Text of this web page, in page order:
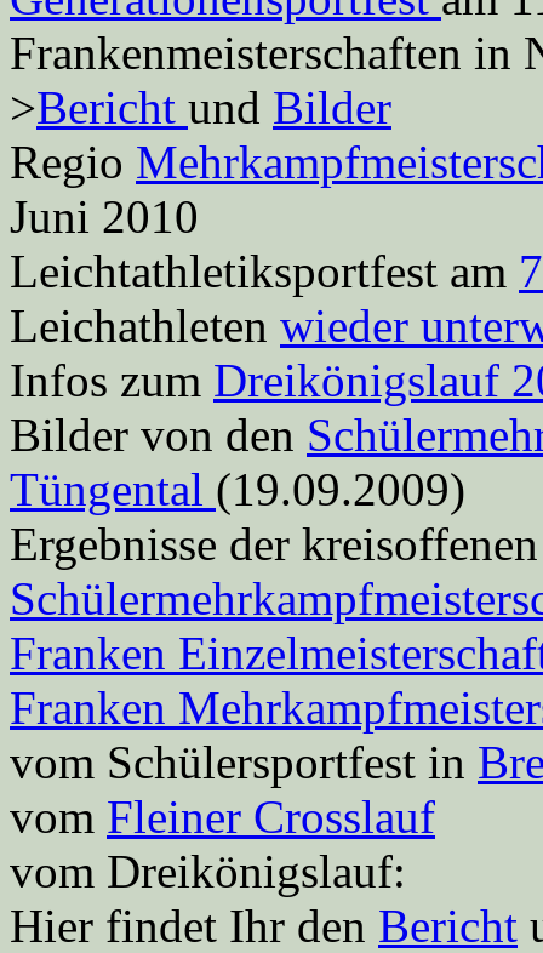
Frankenmeisterschaften in
>Bericht und Bilder
Regio
Juni 2010
Leichtathletiksportfest am
Leichathleten wieder
Infos zum Dreikönigslauf
Bilder von den
Tüngental (19.09.2009)
Ergebnisse der kreisoffenen
Franken
Franken
vom Schülersportfest in
vom Fleiner Crosslauf
vom Dreikönigslauf:
Hier findet Ihr den Bericht